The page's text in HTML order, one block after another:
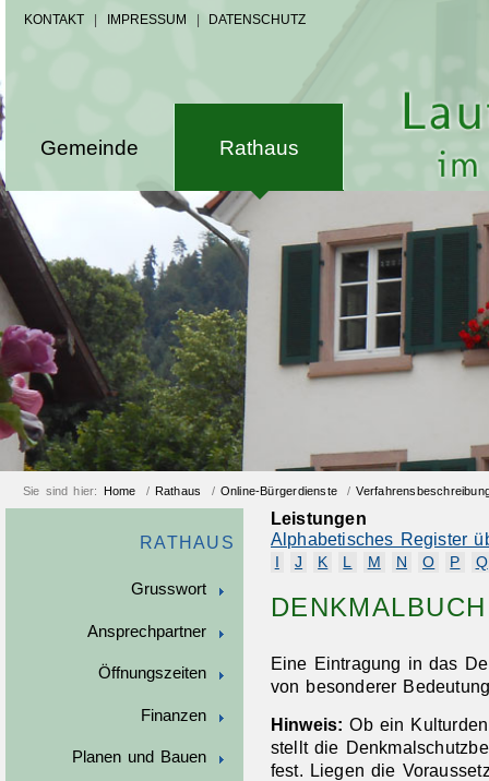
KONTAKT IMPRESSUM DATENSCHUTZ
Gemeinde Rathaus
Sie sind hier: Home / Rathaus / Online-Bürgerdienste /
RATHAUS
Grusswort
Ansprechpartner
Öffnungszeiten
Finanzen
Planen und Bauen
Leistungen
Alphabetisches Register
J K L M N O P Q
Eine Eintragung in das
von besonderer
Hinweis: Ob ein
stellt die
fest. Liegen die